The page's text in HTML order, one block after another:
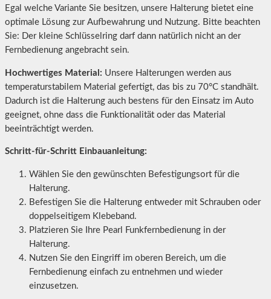
Egal welche Variante Sie besitzen, unsere Halterung bietet eine
optimale Lösung zur Aufbewahrung und Nutzung. Bitte beachten
Sie: Der kleine Schlüsselring darf dann natürlich nicht an der
Fernbedienung angebracht sein.
Hochwertiges Material: Unsere Halterungen werden aus
temperaturstabilem Material gefertigt, das bis zu 70°C standhält.
Dadurch ist die Halterung auch bestens für den Einsatz im Auto
geeignet, ohne dass die Funktionalität oder das Material
beeinträchtigt werden.
Schritt-für-Schritt Einbauanleitung:
Wählen Sie den gewünschten Befestigungsort für die
Halterung.
Befestigen Sie die Halterung entweder mit Schrauben oder
doppelseitigem Klebeband.
Platzieren Sie Ihre Pearl Funkfernbedienung in der
Halterung.
Nutzen Sie den Eingriff im oberen Bereich, um die
Fernbedienung einfach zu entnehmen und wieder
einzusetzen.